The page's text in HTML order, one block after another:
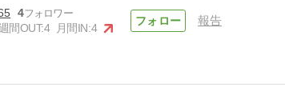
4
週間OUT:4 月間IN:4
報告